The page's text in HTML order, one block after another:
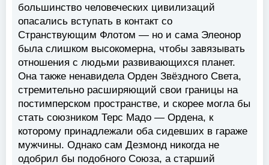
большинство человеческих цивилизаций
опасались вступать в контакт со
Странствующим Флотом — но и сама Элеонор
была слишком высокомерна, чтобы завязывать
отношения с людьми развивающихся планет.
Она также ненавидела Орден Звёздного Света,
стремительно расширяющий свои границы на
постимперском пространстве, и скорее могла бы
стать союзником Терс Мадо — Ордена, к
которому принадлежали оба сидевших в гараже
мужчины. Однако сам Дезмонд никогда не
одобрил бы подобного Союза, а старший